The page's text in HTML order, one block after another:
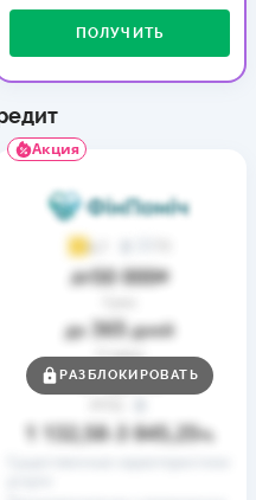
ПОЛУЧИТЬ
Акция
4,7
до50 000₴
до 365дней
Ставка
от0,01%
1 132,58 3 845,25%
РАЗБЛОКИРОВАТЬ